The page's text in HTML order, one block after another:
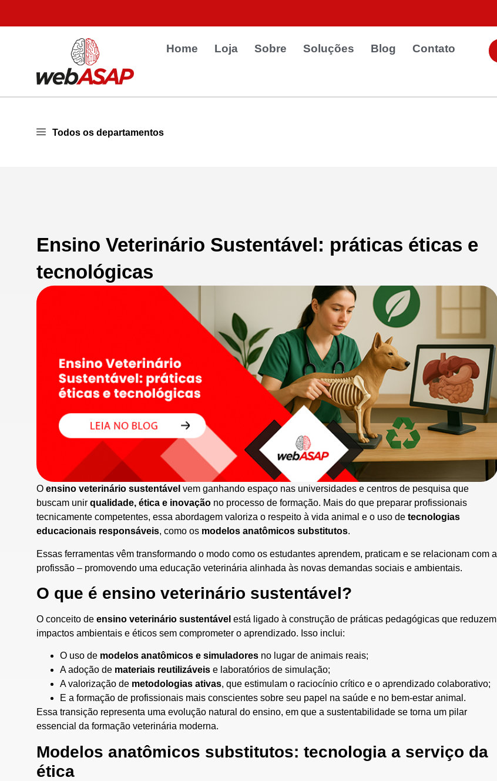
Home Loja Sobre Soluções Blog Contato
Todos os departamentos
Ensino Veterinário Sustentável: práticas éticas e
tecnológicas
O ensino veterinário sustentável vem ganhando espaço nas universidades e centros de pesquisa que
buscam unir qualidade, ética e inovação no processo de formação. Mais do que preparar profissionais
tecnicamente competentes, essa abordagem valoriza o respeito à vida animal e o uso de tecnologias
educacionais responsáveis, como os modelos anatômicos substitutos.
Essas ferramentas vêm transformando o modo como os estudantes aprendem, praticam e se relacionam com a
profissão – promovendo uma educação veterinária alinhada às novas demandas sociais e ambientais.
O que é ensino veterinário sustentável?
O conceito de ensino veterinário sustentável está ligado à construção de práticas pedagógicas que reduzem
impactos ambientais e éticos sem comprometer o aprendizado. Isso inclui:
O uso de modelos anatômicos e simuladores no lugar de animais reais;
A adoção de materiais reutilizáveis e laboratórios de simulação;
A valorização de metodologias ativas, que estimulam o raciocínio crítico e o aprendizado colaborativo;
E a formação de profissionais mais conscientes sobre seu papel na saúde e no bem-estar animal.
Essa transição representa uma evolução natural do ensino, em que a sustentabilidade se torna um pilar
essencial da formação veterinária moderna.
Modelos anatômicos substitutos: tecnologia a serviço da
ética